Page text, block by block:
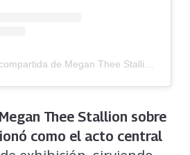
Megan Thee Stallion sobre
como el acto central